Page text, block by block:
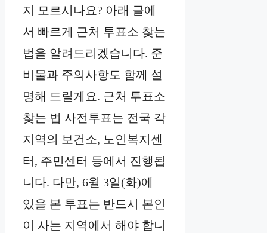
지 모르시나요? 아래 글에
서 빠르게 근처 투표소 찾는
법을 알려드리겠습니다. 준
비물과 주의사항도 함께 설
명해 드릴게요. 근처 투표소
찾는 법 사전투표는 전국 각
지역의 보건소, 노인복지센
터, 주민센터 등에서 진행됩
니다. 다만, 6월 3일(화)에
있을 본 투표는 반드시 본인
이 사는 지역에서 해야 합니